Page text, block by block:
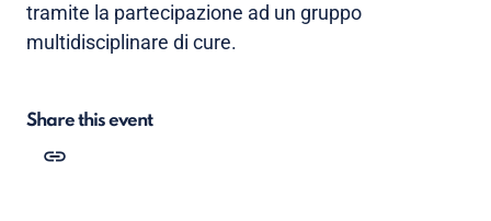
tramite la partecipazione ad un gruppo
multidisciplinare di cure.
Share this event